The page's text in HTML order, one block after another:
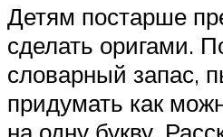
Детям постарше
сделать оригами.
словарный запас,
придумать как